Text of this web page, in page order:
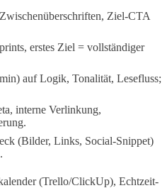
Ziel-CTA
erstes Ziel = vollständiger
auf Logik, Tonalität, Lesefluss;
interne Verlinkung,
(Bilder, Links, Social-Snippet)
(Trello/ClickUp), Echtzeit-